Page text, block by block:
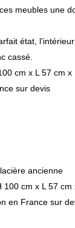
meubles une
état,
cassé.
cm x L 57 cm x
sur devis
ancienne
100 cm x L 57 cm
en France sur